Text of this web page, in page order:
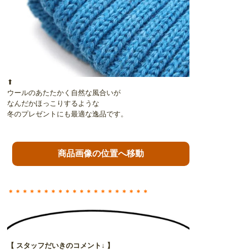
⬆︎
ウールのあたたかく自然な風合いが
なんだかほっこりするような
冬のプレゼントにも最適な逸品です。
商品画像の位置へ移動
＊＊＊＊＊＊＊＊＊＊＊＊＊＊＊＊＊＊＊＊
【 スタッフだいきのコメント↓ 】